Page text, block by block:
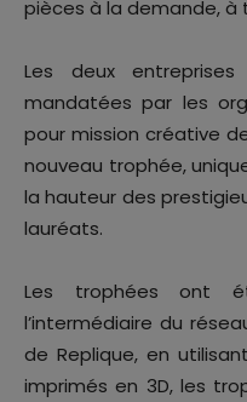
pièces à la demande,
Les deux
mandatées par les
pour mission créative
nouveau trophée,
la hauteur des
lauréats.
Les trophées ont
l’intermédiaire du
de Replique, en
imprimés en 3D, les